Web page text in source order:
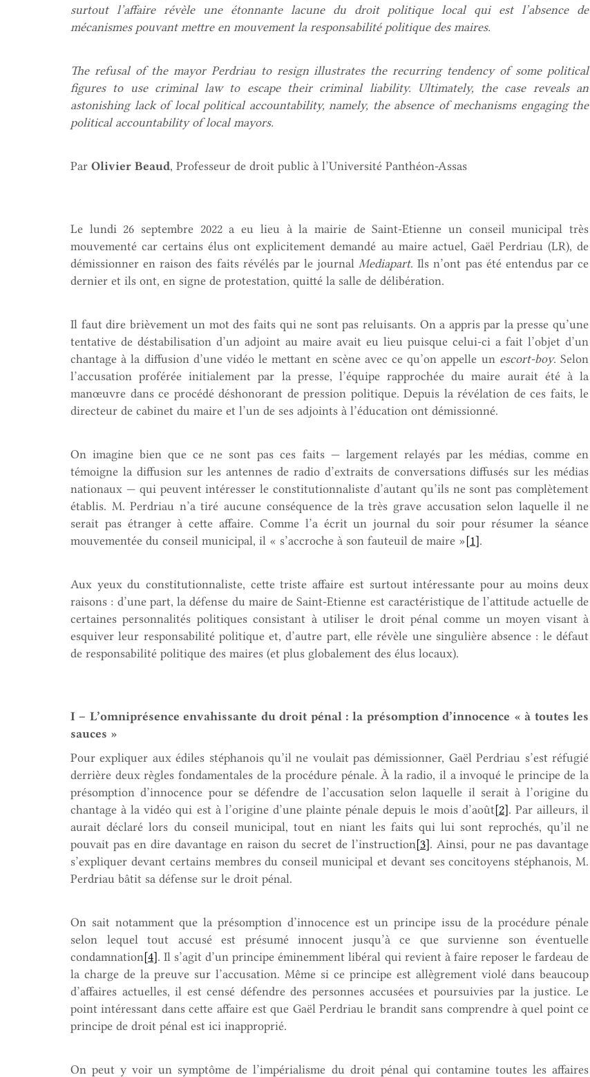
surtout l’affaire révèle une étonnante lacune du droit politique local qui est l’absence de
mécanismes pouvant mettre en mouvement la responsabilité politique des maires.
The refusal of the mayor Perdriau to resign illustratesthe recurringtendency of some political
figures to use criminal law to escape their criminal liability. Ultimately, the case reveals an
astonishing lack of local political accountability, namely, the absence of mechanisms engaging the
political accountability of local mayors.
Par Olivier Beaud, Professeur de droit public à l’Université Panthéon-Assas
Le lundi 26 septembre 2022 a eu lieu à la mairie de Saint-Etienne un conseil municipal très
mouvementé car certains élus ont explicitement demandé au maire actuel, Gaël Perdriau (LR), de
démissionner en raison des faits révélés par le journal Mediapart. Ils n’ont pas été entendus par ce
dernier et ils ont, en signe de protestation, quitté la salle de délibération.
Il faut dire brièvement un mot des faits qui ne sont pas reluisants. On a appris par la presse qu’une
tentative de déstabilisation d’un adjoint au maire avait eu lieu puisque celui-ci a fait l’objet d’un
chantage à la diffusion d’une vidéo le mettant en scène avec ce qu’on appelle un escort-boy. Selon
l’accusation proférée initialement par la presse, l’équipe rapprochée du maire aurait été à la
manœuvre dans ce procédé déshonorant de pression politique. Depuis la révélation de ces faits, le
directeur de cabinet du maire et l’un de ses adjoints à l’éducation ont démissionné.
On imagine bien que ce ne sont pas ces faits — largement relayés par les médias, comme en
témoigne la diffusion sur les antennes de radio d’extraits de conversations diffusés sur les médias
nationaux — qui peuvent intéresser le constitutionnaliste d’autant qu’ils ne sont pas complètement
établis. M. Perdriau n’a tiré aucune conséquence de la très grave accusation selon laquelle il ne
serait pas étranger à cette affaire. Comme l’a écrit un journal du soir pour résumer la séance
mouvementée du conseil municipal, il « s’accroche à son fauteuil de maire »[1].
Aux yeux du constitutionnaliste, cette triste affaire est surtout intéressante pour au moins deux
raisons : d’une part, la défense du maire de Saint-Etienne est caractéristique de l’attitude actuelle de
certaines personnalités politiques consistant à utiliser le droit pénal comme un moyen visant à
esquiver leur responsabilité politique et, d’autre part, elle révèle une singulière absence : le défaut
de responsabilité politique des maires (et plus globalement des élus locaux).
I – L’omniprésence envahissante du droit pénal : la présomption d’innocence « à toutes les
sauces »
Pour expliquer aux édiles stéphanois qu’il ne voulait pas démissionner, Gaël Perdriau s’est réfugié
derrière deux règles fondamentales de la procédure pénale. À la radio, il a invoqué le principe de la
présomption d’innocence pour se défendre de l’accusation selon laquelle il serait à l’origine du
chantage à la vidéo qui est à l’origine d’une plainte pénale depuis le mois d’août[2]. Par ailleurs, il
aurait déclaré lors du conseil municipal, tout en niant les faits qui lui sont reprochés, qu’il ne
pouvait pas en dire davantage en raison du secret de l’instruction[3]. Ainsi, pour ne pas davantage
s’expliquer devant certains membres du conseil municipal et devant ses concitoyens stéphanois, M.
Perdriau bâtit sa défense sur le droit pénal.
On sait notamment que la présomption d’innocence est un principe issu de la procédure pénale
selon lequel tout accusé est présumé innocent jusqu’à ce que survienne son éventuelle
condamnation[4]. Il s’agit d’un principe éminemment libéral qui revient à faire reposer le fardeau de
la charge de la preuve sur l’accusation. Même si ce principe est allègrement violé dans beaucoup
d’affaires actuelles, il est censé défendre des personnes accusées et poursuivies par la justice. Le
point intéressant dans cette affaire est que Gaël Perdriau le brandit sans comprendre à quel point ce
principe de droit pénal est ici inapproprié.
On peut y voir un symptôme de l’impérialisme du droit pénal qui contamine toutes les affaires